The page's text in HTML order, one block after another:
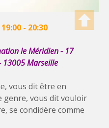
19:00 - 20:30
le Méridien - 17
13005 Marseille
vous dit être en
genre, vous dit vouloir
se condidère comme